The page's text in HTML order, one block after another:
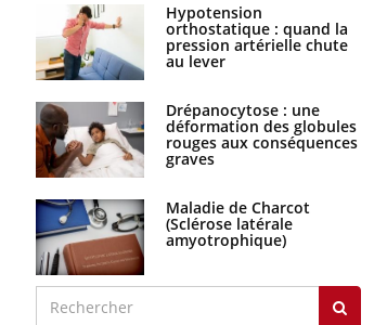
Hypotension
orthostatique : quand la
pression artérielle chute
au lever
Drépanocytose : une
déformation des globules
rouges aux conséquences
graves
Maladie de Charcot
(Sclérose latérale
amyotrophique)